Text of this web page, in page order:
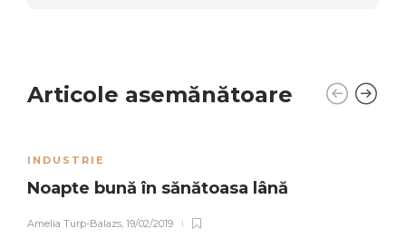
Articole asemănătoare
INDUSTRIE
Noapte bună în sănătoasa lână
Amelia Turp-Balazs, 19/02/2019